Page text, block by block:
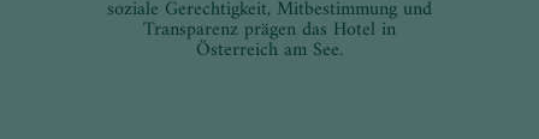
soziale Gerechtigkeit, Mitbestimmung und
Transparenz prägen das Hotel in
Österreich am See.